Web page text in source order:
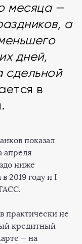
месяца —
а
дней,
сдельной
в
показал
апреля
ниже
2019 году и I
практически не
кредитный
— на